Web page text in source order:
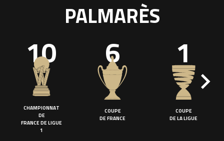
PALMARÈS
10
CHAMPIONNAT
DE
FRANCE DE LIGUE
1
6
COUPE
DE FRANCE
1
COUPE
DE LA LIGUE